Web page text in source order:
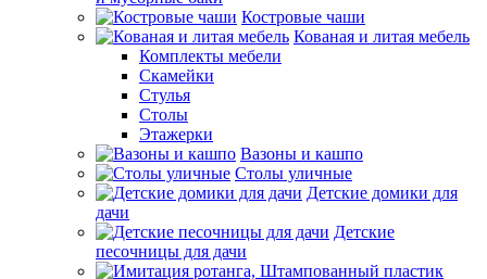
Костровые чаши
Кованая и литая мебель
Комплекты мебели
Скамейки
Стулья
Столы
Этажерки
Вазоны и кашпо
Столы уличные
Детские домики для
дачи
Детские
песочницы для дачи